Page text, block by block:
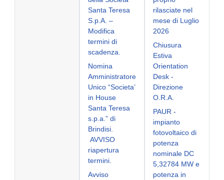
Santa Teresa
S.p.A. –
Modifica
termini di
scadenza.
Nomina
Amministratore
Unico “Societa’
in House
Santa Teresa
s.p.a.” di
Brindisi.
AVVISO
riapertura
termini.
Avviso
rilasciate nel
mese di Luglio
2026
Chiusura
Estiva
Orientation
Desk -
Direzione
O.R.A.
PAUR -
impianto
fotovoltaico di
potenza
nominale DC
5,32784 MW e
potenza in